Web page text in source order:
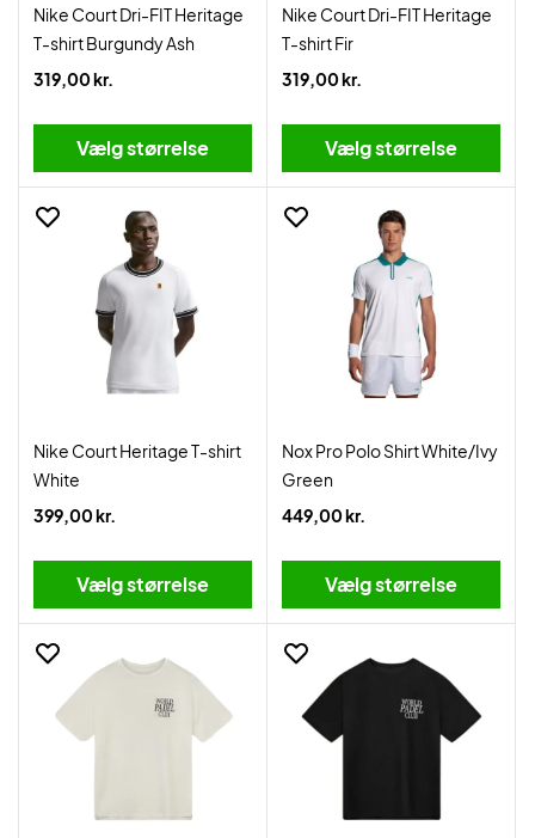
Nike Court Dri-FIT Heritage
T-shirt Burgundy Ash
319,00 kr.
Vælg størrelse
Nike Court Dri-FIT Heritage
T-shirt Fir
319,00 kr.
Vælg størrelse
Nike Court Heritage T-shirt
White
399,00 kr.
Vælg størrelse
Nox Pro Polo Shirt White/Ivy
Green
449,00 kr.
Vælg størrelse